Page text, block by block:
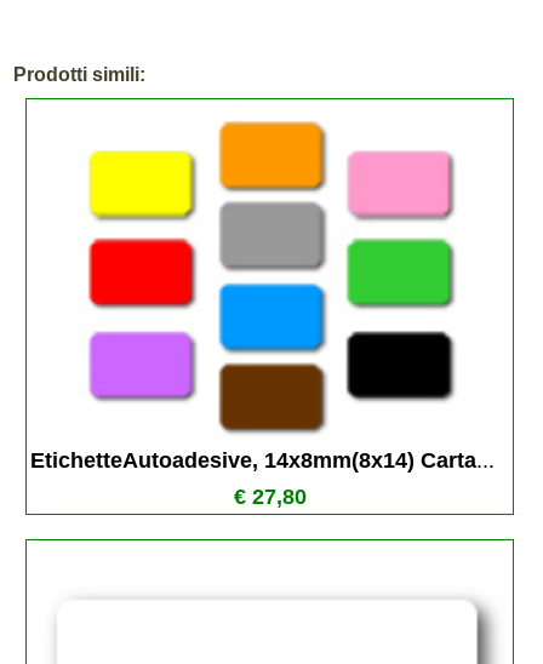
Prodotti simili:
EtichetteAutoadesive, 14x8mm(8x14) Carta...
€ 27,80